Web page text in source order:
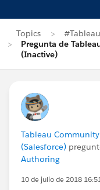
Topics
Pregunta de
(Inactive)
Tableau
(Salesforce)
Authoring
10 de julio de 2018